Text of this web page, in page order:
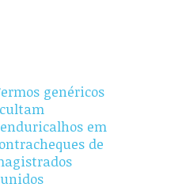
genéricos
em
de